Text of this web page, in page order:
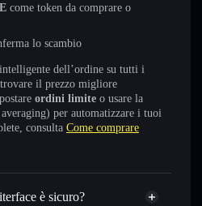
come token da comprare o
lo scambio
dell’ordine su tutti i
il prezzo migliore
ordini limite o usare la
per automatizzare i tuoi
consulta Come comprare
è sicuro?